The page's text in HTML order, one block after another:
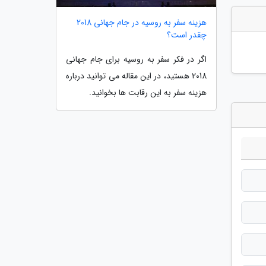
هزینه سفر به روسیه در جام جهانی 2018
چقدر است؟
اگر در فکر سفر به روسیه برای جام جهانی
2018 هستید، در این مقاله می توانید درباره
هزینه سفر به این رقابت ها بخوانید.